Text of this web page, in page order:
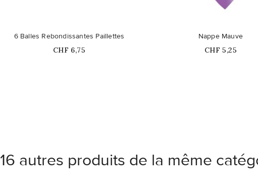
6 Balles Rebondissantes Paillettes
Prix
CHF 6,75
Nappe Mauve
Prix
CHF 5,25
16 autres produits de la même